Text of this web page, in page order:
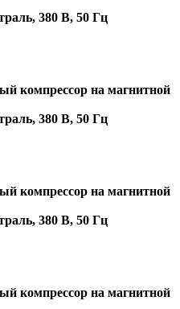
380 В, 50 Гц
компрессор на магнитной
380 В, 50 Гц
компрессор на магнитной
380 В, 50 Гц
компрессор на магнитной